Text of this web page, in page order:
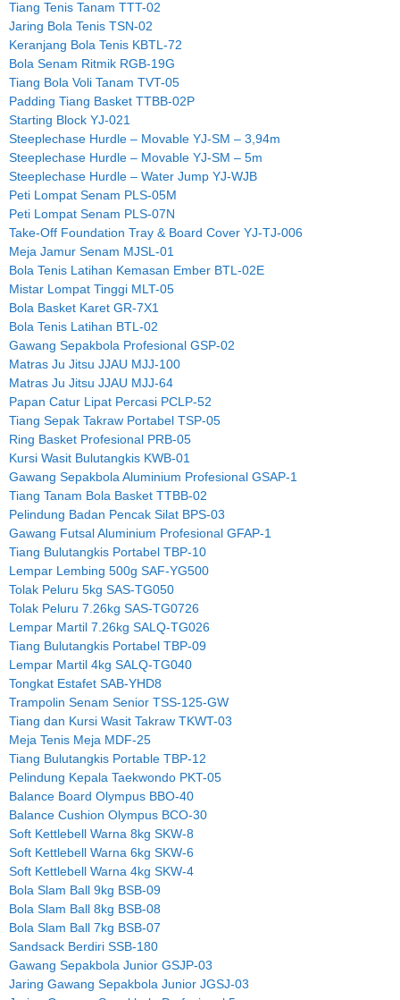
Tiang Tenis Tanam TTT-02
Jaring Bola Tenis TSN-02
Keranjang Bola Tenis KBTL-72
Bola Senam Ritmik RGB-19G
Tiang Bola Voli Tanam TVT-05
Padding Tiang Basket TTBB-02P
Starting Block YJ-021
Steeplechase Hurdle – Movable YJ-SM – 3,94m
Steeplechase Hurdle – Movable YJ-SM – 5m
Steeplechase Hurdle – Water Jump YJ-WJB
Peti Lompat Senam PLS-05M
Peti Lompat Senam PLS-07N
Take-Off Foundation Tray & Board Cover YJ-TJ-006
Meja Jamur Senam MJSL-01
Bola Tenis Latihan Kemasan Ember BTL-02E
Mistar Lompat Tinggi MLT-05
Bola Basket Karet GR-7X1
Bola Tenis Latihan BTL-02
Gawang Sepakbola Profesional GSP-02
Matras Ju Jitsu JJAU MJJ-100
Matras Ju Jitsu JJAU MJJ-64
Papan Catur Lipat Percasi PCLP-52
Tiang Sepak Takraw Portabel TSP-05
Ring Basket Profesional PRB-05
Kursi Wasit Bulutangkis KWB-01
Gawang Sepakbola Aluminium Profesional GSAP-1
Tiang Tanam Bola Basket TTBB-02
Pelindung Badan Pencak Silat BPS-03
Gawang Futsal Aluminium Profesional GFAP-1
Tiang Bulutangkis Portabel TBP-10
Lempar Lembing 500g SAF-YG500
Tolak Peluru 5kg SAS-TG050
Tolak Peluru 7.26kg SAS-TG0726
Lempar Martil 7.26kg SALQ-TG026
Tiang Bulutangkis Portabel TBP-09
Lempar Martil 4kg SALQ-TG040
Tongkat Estafet SAB-YHD8
Trampolin Senam Senior TSS-125-GW
Tiang dan Kursi Wasit Takraw TKWT-03
Meja Tenis Meja MDF-25
Tiang Bulutangkis Portable TBP-12
Pelindung Kepala Taekwondo PKT-05
Balance Board Olympus BBO-40
Balance Cushion Olympus BCO-30
Soft Kettlebell Warna 8kg SKW-8
Soft Kettlebell Warna 6kg SKW-6
Soft Kettlebell Warna 4kg SKW-4
Bola Slam Ball 9kg BSB-09
Bola Slam Ball 8kg BSB-08
Bola Slam Ball 7kg BSB-07
Sandsack Berdiri SSB-180
Gawang Sepakbola Junior GSJP-03
Jaring Gawang Sepakbola Junior JGSJ-03